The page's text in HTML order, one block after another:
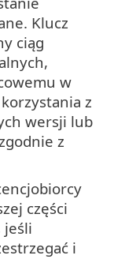
Klucz
ciąg
w
z
wersji lub
z
części
jeśli
i